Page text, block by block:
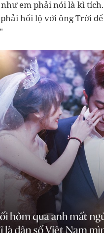
em phải nói là kì
hối lộ với ông Trời